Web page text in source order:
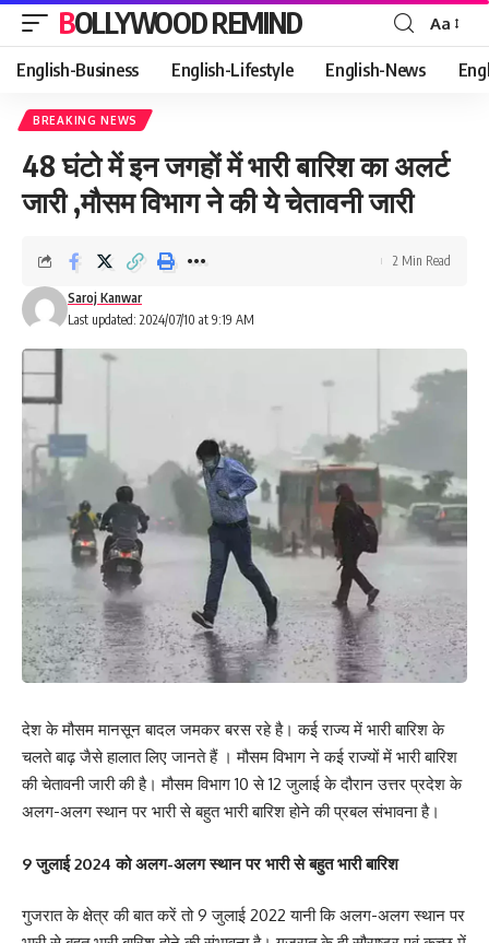
BOLLYWOOD REMIND
Font
Resizer
Aa
English-Business English-Lifestyle English-News
BREAKING NEWS
48 घंटो में इन जगहों में भारी बारिश का अलर्ट
जारी ,मौसम विभाग ने की ये चेतावनी जारी
Last updated: 2024/07/10 at 9:19 AM
Saroj Kanwar
2 Min Read
देश के मौसम मानसून बादल जमकर बरस रहे है। कई राज्य में भारी बारिश के
चलते बाढ़ जैसे हालात लिए जानते हैं । मौसम विभाग ने कई राज्यों में भारी बारिश
की चेतावनी जारी की है। मौसम विभाग 10 से 12 जुलाई के दौरान उत्तर प्रदेश के
अलग-अलग स्थान पर भारी से बहुत भारी बारिश होने की प्रबल संभावना है।
9 जुलाई 2024 को अलग-अलग स्थान पर भारी से बहुत भारी बारिश
गुजरात के क्षेत्र की बात करें तो 9 जुलाई 2022 यानी कि अलग-अलग स्थान पर